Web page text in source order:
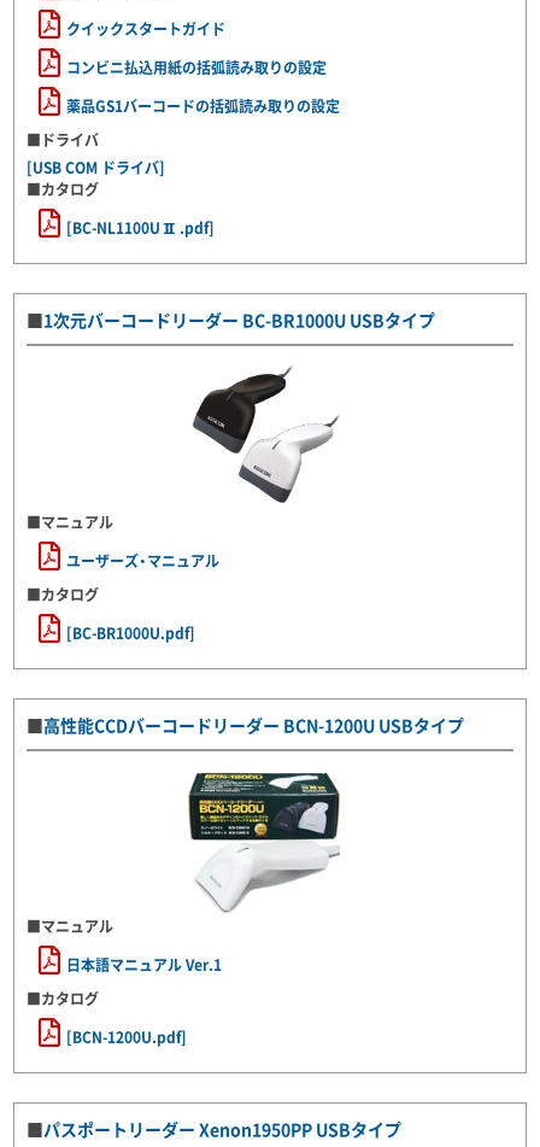
クイックスタートガイド
コンビニ払込用紙の括弧読み取りの設定
薬品GS1バーコードの括弧読み取りの設定
■ドライバ
[USB COM ドライバ]
■カタログ
[BC-NL1100UⅡ.pdf]
1次元バーコードリーダー BC-BR1000U USBタイプ
■マニュアル
ユーザーズ・マニュアル
■カタログ
[BC-BR1000U.pdf]
■高性能CCDバーコードリーダー BCN-1200U USBタイプ
■マニュアル
日本語マニュアル Ver.1
■カタログ
[BCN-1200U.pdf]
パスポートリーダー Xenon1950PP USBタイプ